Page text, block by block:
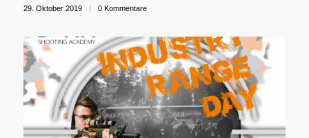
29. Oktober 2019 / 0 Kommentare